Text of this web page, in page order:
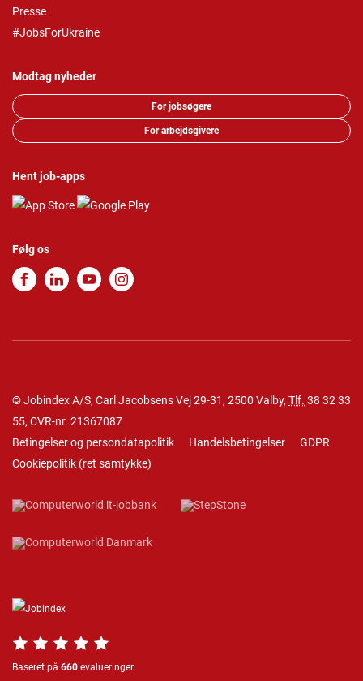
Presse
#JobsForUkraine
Modtag nyheder
For jobsøgere
For arbejdsgivere
Hent job-apps
Følg os
© Jobindex A/S, Carl Jacobsens Vej 29-31, 2500 Valby, Tlf. 38 32 33
55, CVR-nr. 21367087
Betingelser og persondatapolitik
Handelsbetingelser
GDPR
Cookiepolitik (ret samtykke)
Baseret på 660 evalueringer